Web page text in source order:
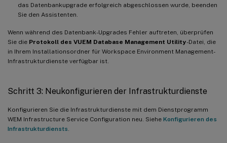
das Datenbankupgrade erfolgreich abgeschlossen wurde, beenden
Sie den Assistenten.
Wenn während des Datenbank-Upgrades Fehler auftreten, überprüfen
Sie die Protokoll des VUEM Database Management Utility-Datei, die
in Ihrem Installationsordner für Workspace Environment Management-
Infrastrukturdienste verfügbar ist.
Schritt 3: Neukonfigurieren der Infrastrukturdienste
Konfigurieren Sie die Infrastrukturdienste mit dem Dienstprogramm
WEM Infrastructure Service Configuration neu. Siehe Konfigurieren des
Infrastrukturdiensts.